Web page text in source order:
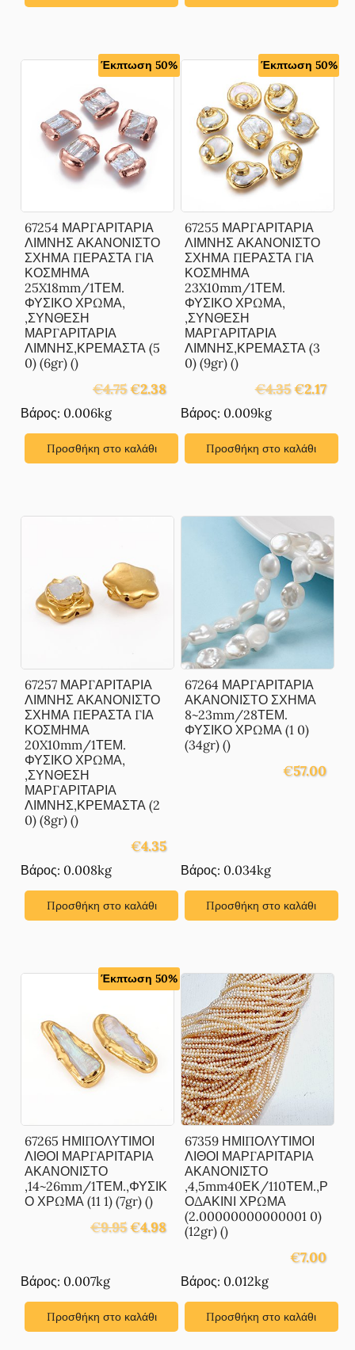
Έκπτωση 50%
67254 ΜΑΡΓΑΡΙΤΑΡΙΑ
ΛΙΜΝΗΣ ΑΚΑΝΟΝΙΣΤΟ
ΣΧΗΜΑ ΠΕΡΑΣΤΑ ΓΙΑ
ΚΟΣΜΗΜΑ
25X18mm/1ΤΕΜ.
ΦΥΣΙΚΟ ΧΡΩΜΑ,
,ΣΥΝΘΕΣΗ
ΜΑΡΓΑΡΙΤΑΡΙΑ
ΛΙΜΝΗΣ,ΚΡΕΜΑΣΤΑ (5
0) (6gr) ()
€4.75 Original
€4.75.
€2.38Η
τιμή
είναι:
Βάρος: 0.006kg
Προσθήκη στο καλάθι
Έκπτωση 50%
67255 ΜΑΡΓΑΡΙΤΑΡΙΑ
ΛΙΜΝΗΣ ΑΚΑΝΟΝΙΣΤΟ
ΣΧΗΜΑ ΠΕΡΑΣΤΑ ΓΙΑ
ΚΟΣΜΗΜΑ
23X10mm/1ΤΕΜ.
ΦΥΣΙΚΟ ΧΡΩΜΑ,
,ΣΥΝΘΕΣΗ
ΜΑΡΓΑΡΙΤΑΡΙΑ
ΛΙΜΝΗΣ,ΚΡΕΜΑΣΤΑ (3
0) (9gr) ()
€4.35 Original
€4.35.
€2.17Η
είναι:
Βάρος: 0.009kg
Προσθήκη στο καλάθι
67257 ΜΑΡΓΑΡΙΤΑΡΙΑ
ΛΙΜΝΗΣ ΑΚΑΝΟΝΙΣΤΟ
ΣΧΗΜΑ ΠΕΡΑΣΤΑ ΓΙΑ
ΚΟΣΜΗΜΑ
20X10mm/1ΤΕΜ.
ΦΥΣΙΚΟ ΧΡΩΜΑ,
,ΣΥΝΘΕΣΗ
ΜΑΡΓΑΡΙΤΑΡΙΑ
ΛΙΜΝΗΣ,ΚΡΕΜΑΣΤΑ (2
0) (8gr) ()
€4.35
Βάρος: 0.008kg
Προσθήκη στο καλάθι
67264 ΜΑΡΓΑΡΙΤΑΡΙΑ
ΑΚΑΝΟΝΙΣΤΟ ΣΧΗΜΑ
8~23mm/28ΤΕΜ.
ΦΥΣΙΚΟ ΧΡΩΜΑ (1 0)
(34gr) ()
€57.00
Βάρος: 0.034kg
Προσθήκη στο καλάθι
Έκπτωση 50%
67265 ΗΜΙΠΟΛΥΤΙΜΟΙ
ΛΙΘΟΙ ΜΑΡΓΑΡΙΤΑΡΙΑ
ΑΚΑΝΟΝΙΣΤΟ
,14~26mm/1ΤΕΜ.,ΦΥΣΙΚ
Ο ΧΡΩΜΑ (11 1) (7gr) ()
€9.95 Original
€4.98Η
τρέχουσα
είναι:
€4.98.
Βάρος: 0.007kg
Προσθήκη στο καλάθι
67359 ΗΜΙΠΟΛΥΤΙΜΟΙ
ΛΙΘΟΙ ΜΑΡΓΑΡΙΤΑΡΙΑ
ΑΚΑΝΟΝΙΣΤΟ
,4,5mm40ΕΚ/110ΤΕΜ.,Ρ
ΟΔΑΚΙΝΙ ΧΡΩΜΑ
(2.00000000000001 0)
(12gr) ()
€7.00
Βάρος: 0.012kg
Προσθήκη στο καλάθι